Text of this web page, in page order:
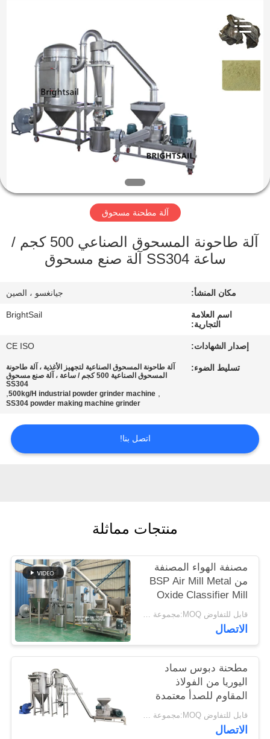
الصفحة
الرئيسية
فيديو
عنا
المعمل
مراقبة
بنا
خريطة
الموقع
PRIVACY
POLICY
Machinery
Co.,Ltd..
Rights
Reserved.
آلة مطحنة مسحوق
آلة طاحونة المسحوق الصناعي 500 كجم /
ساعة SS304 آلة صنع مسحوق
مكان المنشأ: جيانغسو ، الصين
اسم العلامة
التجارية:
BrightSail
إصدار الشهادات: CE ISO
تسليط الضوء:
آلة طاحونة المسحوق الصناعية لتجهيز الأغذية ، آلة طاحونة
المسحوق الصناعية 500 كجم / ساعة ، آلة صنع مسحوق
SS304
,
500kg/H industrial powder grinder machine
,
SS304 powder making machine grinder
اتصل بنا!
منتجات مماثلة
مصنفة الهواء المصنفة
من BSP Air Mill Metal
Oxide Classifier Mill
Metal Oxide ACM
Ggrinder من Brightsail
قابل للتفاوض MOQ:مجموعة واحدة
الاتصال
مطحنة دبوس سماد
اليوريا من الفولاذ
المقاوم للصدأ معتمدة
من CE
قابل للتفاوض MOQ:مجموعة واحدة
الاتصال